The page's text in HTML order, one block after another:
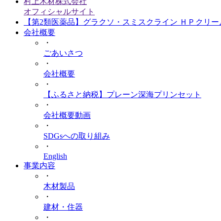
オフィシャルサイト
【第2類医薬品】グラクソ・スミスクライン ＨＰクリー
会社概要
・
ごあいさつ
・
会社概要
・
【ふるさと納税】プレーン深海プリンセット
・
会社概要動画
・
SDGsへの取り組み
・
English
事業内容
・
木材製品
・
建材・住器
・